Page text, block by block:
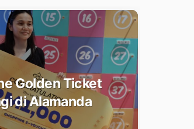
Golden Ticket
di Alamanda